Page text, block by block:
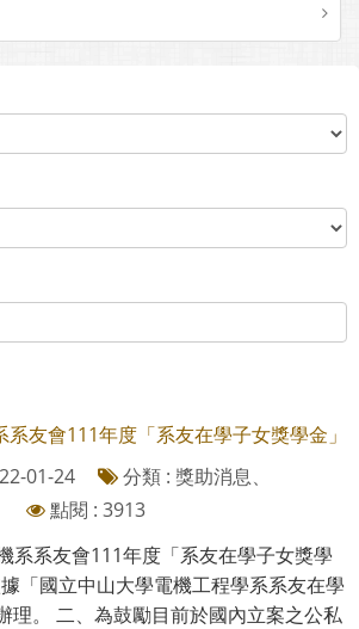
友會111年度「系友在學子女獎學金」
01-24
分類 : 獎助消息、
點閱 : 3913
系系友會111年度「系友在學子女獎學
「國立中山大學電機工程學系系友在學
理。 二、為鼓勵目前於國內立案之公私